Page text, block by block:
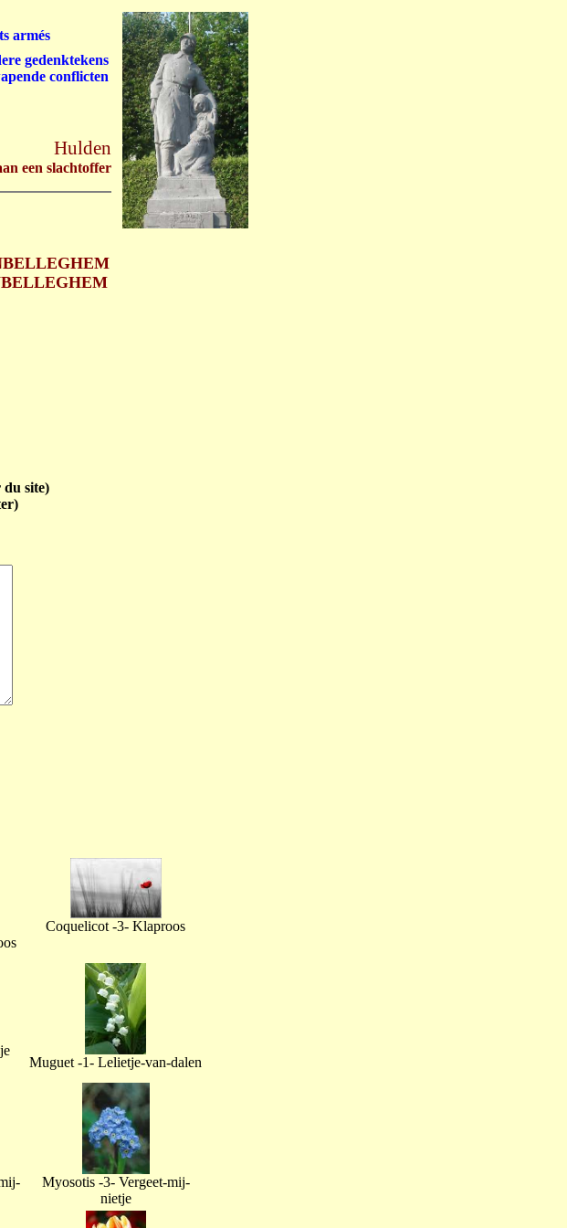
du site)
Coquelicot -3- Klaproos
Muguet -1- Lelietje-van-dalen
Myosotis -3- Vergeet-mij-
nietje
Hulden
een slachtoffer
armés
gedenktekens
conflicten